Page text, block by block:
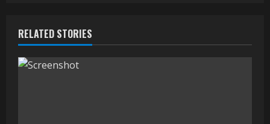
u
e
RELATED STORIES